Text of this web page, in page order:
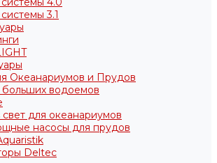
3.1
Океанариумов и Прудов
водоемов
для океанариумов
насосы для прудов
Deltec